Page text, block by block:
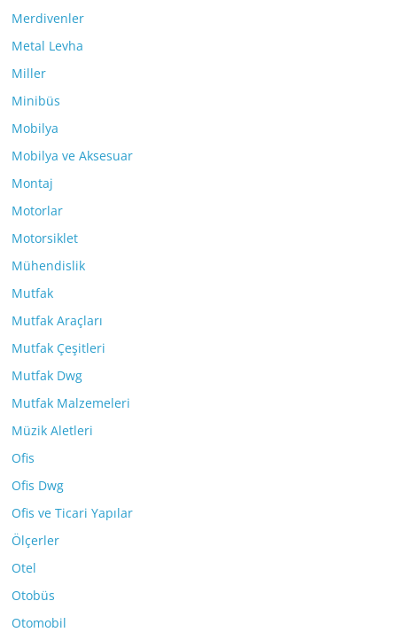
Merdivenler
Metal Levha
Miller
Minibüs
Mobilya
Mobilya ve Aksesuar
Montaj
Motorlar
Motorsiklet
Mühendislik
Mutfak
Mutfak Araçları
Mutfak Çeşitleri
Mutfak Dwg
Mutfak Malzemeleri
Müzik Aletleri
Ofis
Ofis Dwg
Ofis ve Ticari Yapılar
Ölçerler
Otel
Otobüs
Otomobil